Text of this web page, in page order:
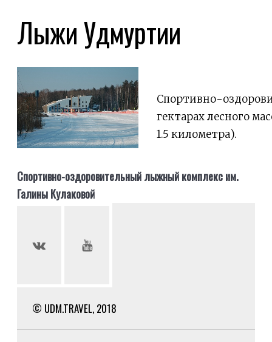
Лыжи Удмуртии
Спортивно-оздоровительный лыжный комплекс им.
Галины Кулаковой
Спортивно-
гектарах лесного
1.5 километра).
© UDM.TRAVEL, 2018